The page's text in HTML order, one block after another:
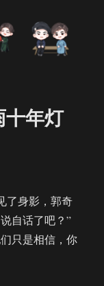
十年灯
身影，郭奇
自话了吧？”
只是相信，你